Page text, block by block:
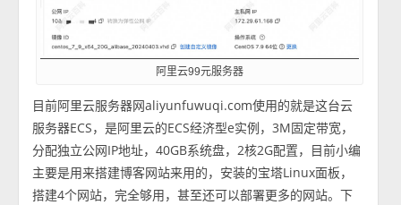
阿里云99元服务器
目前阿里云服务器网aliyunfuwuqi.com使用的就是这台云
服务器ECS，是阿里云的ECS经济型e实例，3M固定带宽，
分配独立公网IP地址，40GB系统盘，2核2G配置，目前小编
主要是用来搭建博客网站来用的，安装的宝塔Linux面板，
搭建4个网站，完全够用，甚至还可以部署更多的网站。下